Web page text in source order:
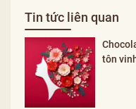
Tin tức liên quan
tôn